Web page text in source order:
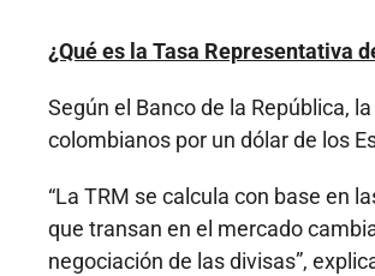
¿Qué es la Tasa Representativa
Según el Banco de la República,
colombianos por un dólar de los
“La TRM se calcula con base en
que transan en el mercado
negociación de las divisas”,